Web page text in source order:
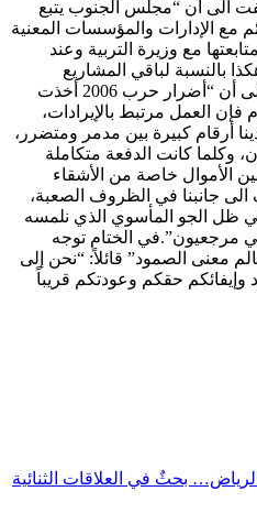
الى أن “مجلس الجنوب يتبع
مع الإدارات والمؤسسات المعنية
مع وزيرة التربية وعند
بالنسبة لباقي المشاريع
تستلمها الإدارة المعنية”. وأشار الى أن “أضرار حرب 2006 أخذت
فإن العمل مرتبط بالإيرادات،
أرقام كبيرة بين مدمر ومتضرر،
وكلما كانت الدفعة متكاملة
الأموال خاصة من الأشقاء
الى جانبنا في الظروف الصعبة،
ظل الجو المأسوي الذي نلمسه
مرجعيون”.في الختام توجه
معنى الصمود” قائلاً: “نحن إلى
حقكم وعودتكم قريباً